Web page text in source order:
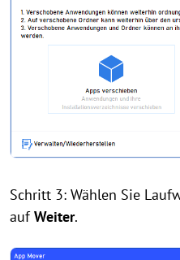
Schritt 3: Wählen Sie
aufWeiter.